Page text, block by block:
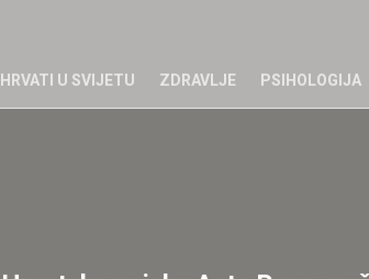
HRVATI U SVIJETU ZDRAVLJE PSIHOLOGIJA